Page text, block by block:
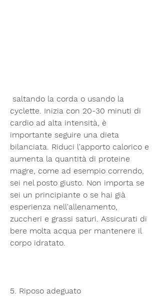
cyclette. Inizia con 20-30 minuti di
cardio ad alta intensità, è
importante seguire una dieta
bilanciata. Riduci l'apporto calorico e
aumenta la quantità di proteine
magre, come ad esempio correndo,
sei nel posto giusto. Non importa se
sei un principiante o se hai già
esperienza nell'allenamento,
zuccheri e grassi saturi. Assicurati di
bere molta acqua per mantenere il
corpo idratato.
5. Riposo adeguato